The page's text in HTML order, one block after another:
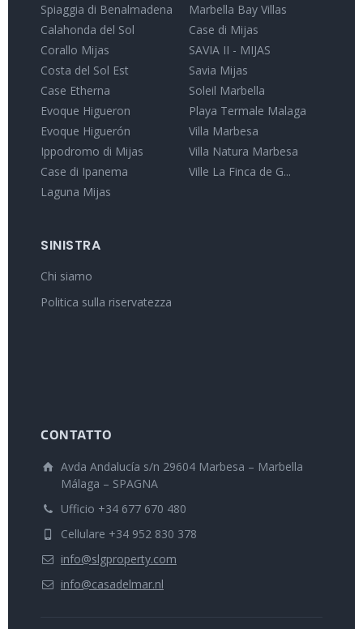
Spiaggia di Benalmadena
Calahonda del Sol
Corallo Mijas
Costa del Sol Est
Case Etherna
Evoque Higueron
Evoque Higuerón
Ippodromo di Mijas
Case di Ipanema
Laguna Mijas
Marbella Bay Villas
Case di Mijas
SAVIA II - MIJAS
Savia Mijas
Soleil Marbella
Playa Termale Malaga
Villa Marbesa
Villa Natura Marbesa
Ville La Finca de G...
SINISTRA
Chi siamo
Politica sulla riservatezza
CONTATTO
Avda Andalucía s/n 29604 Marbesa – Marbella
Málaga – SPAGNA
Ufficio +34 677 670 480
Cellulare +34 952 830 378
info@slgproperty.com
info@casadelmar.nl